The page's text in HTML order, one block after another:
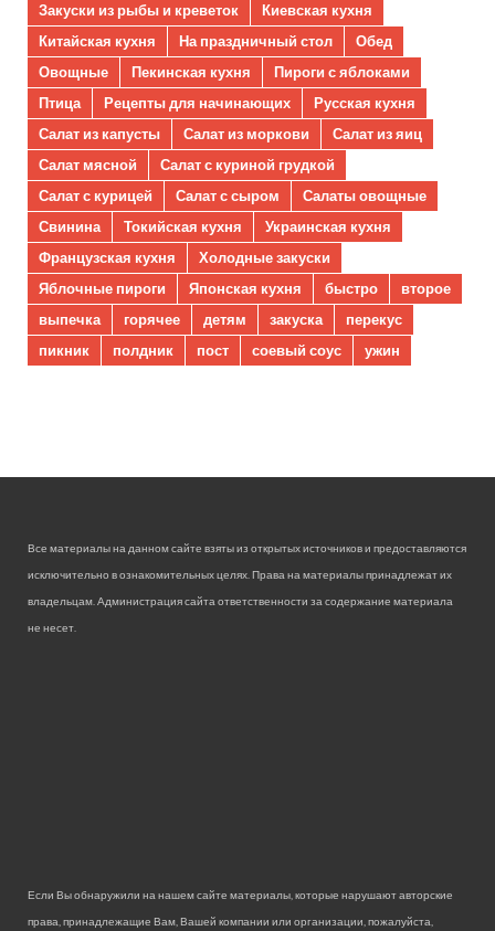
Закуски из рыбы и креветок
Киевская кухня
Китайская кухня
На праздничный стол
Обед
Овощные
Пекинская кухня
Пироги с яблоками
Птица
Рецепты для начинающих
Русская кухня
Салат из капусты
Салат из моркови
Салат из яиц
Салат мясной
Салат с куриной грудкой
Салат с курицей
Салат с сыром
Салаты овощные
Свинина
Токийская кухня
Украинская кухня
Французская кухня
Холодные закуски
Яблочные пироги
Японская кухня быстро
второе
выпечка
горячее детям закуска
перекус
пикник
полдник пост соевый соус ужин
Все материалы на данном сайте взяты из открытых источников и предоставляются
исключительно в ознакомительных целях. Права на материалы принадлежат их
владельцам. Администрация сайта ответственности за содержание материала
не несет.
Если Вы обнаружили на нашем сайте материалы, которые нарушают авторские
права, принадлежащие Вам, Вашей компании или организации, пожалуйста,